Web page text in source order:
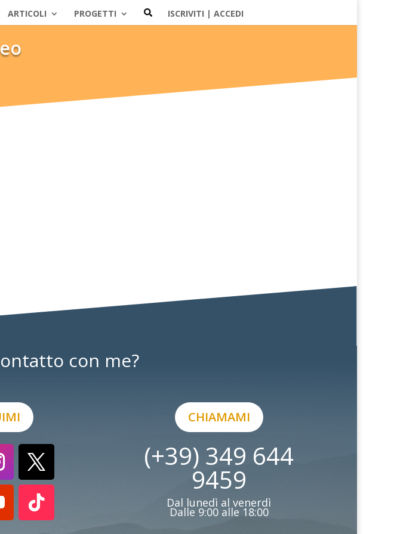
ARTICOLI PROGETTI ISCRIVITI | ACCEDI
con me?
CHIAMAMI
(+39) 349 644
9459
Dal lunedì al venerdì
Dalle 9:00 alle 18:00